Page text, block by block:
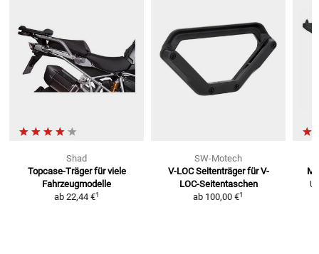
Shad
Topcase-Träger für viele
Fahrzeugmodelle
ab 22,44 €1
SW-Motech
V-LOC Seitenträger für V-
LOC-Seitentaschen
ab 100,00 €1